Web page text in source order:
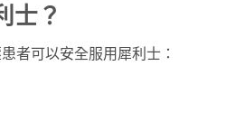
士？
者可以安全服用犀利士：